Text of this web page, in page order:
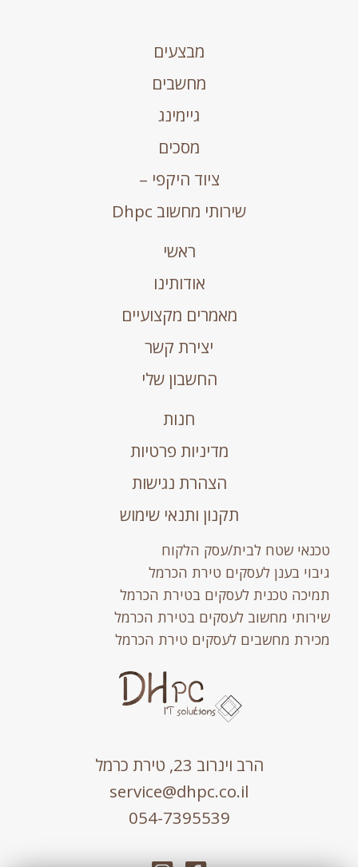
מבצעים
מחשבים
גיימינג
מסכים
ציוד היקפי –
שירותי מחשוב Dhpc
ראשי
אודותינו
מאמרים מקצועיים
יצירת קשר
החשבון שלי
חנות
מדיניות פרטיות
הצהרת נגישות
תקנון ותנאי שימוש
טכנאי שטח לבית/עסק הלקוח
גיבוי בענן לעסקים טירת הכרמל
תמיכה טכנית לעסקים בטירת הכרמל
שירותי מחשוב לעסקים בטירת הכרמל
מכירת מחשבים לעסקים טירת הכרמל
הרב וינרוב 23, טירת כרמל
service@dhpc.co.il
054-7395539